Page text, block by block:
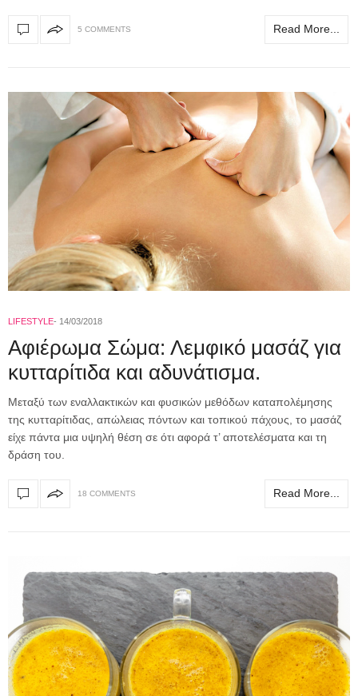
5 COMMENTS Read More...
LIFESTYLE 14/03/2018
Αφιέρωμα Σώμα: Λεμφικό μασάζ για
κυτταρίτιδα και αδυνάτισμα.
Μεταξύ των εναλλακτικών και φυσικών μεθόδων καταπολέμησης
της κυτταρίτιδας, απώλειας πόντων και τοπικού πάχους, το μασάζ
είχε πάντα μια υψηλή θέση σε ότι αφορά τ’ αποτελέσματα και τη
δράση του.
18 COMMENTS Read More...